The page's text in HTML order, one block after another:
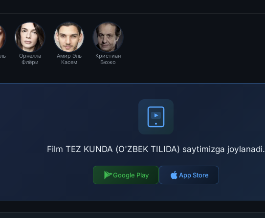
Орнелла
Флёри
Амир Эль
Касем
Кристиан
Бюжо
Film TEZ KUNDA (O'ZBEK TILIDA) saytimizga joylanadi.
Google Play App Store